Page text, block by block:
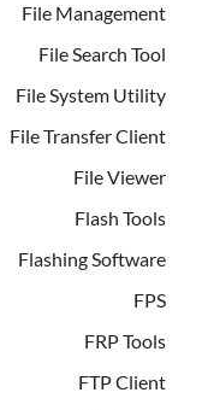
File Management
File Search Tool
File System Utility
File Transfer Client
File Viewer
Flash Tools
Flashing Software
FPS
FRP Tools
FTP Client